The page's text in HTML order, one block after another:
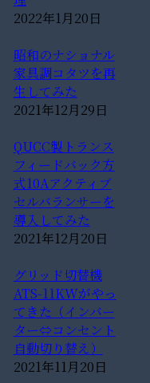
2022年1月20日
昭和のナショナル
家具調コタツを再
生してみた
2021年12月29日
QUCC製トランス
フィードバック方
式10Aアクティブ
セルバランサーを
導入してみた
2021年12月20日
グリッド切替機
ATS-11KWがやっ
てきた（インバー
ター⇔コンセント
自動切り替え）
2021年11月20日